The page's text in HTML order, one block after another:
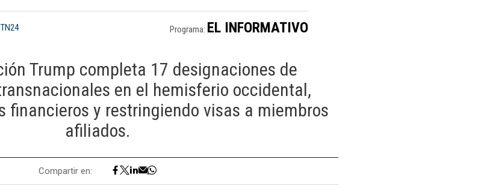
Programa: EL INFORMATIVO
Trump completa 17 designaciones de
en el hemisferio occidental,
financieros y restringiendo visas a miembros
afiliados.
Compartir en: